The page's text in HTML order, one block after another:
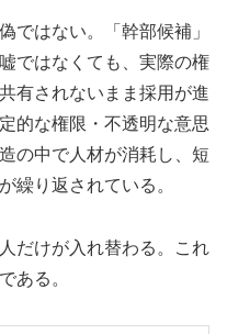
ではない。「幹部候補」
ではなくても、実際の権
有されないまま採用が進
的な権限・不透明な意思
の中で人材が消耗し、短
繰り返されている。
だけが入れ替わる。これ
ある。